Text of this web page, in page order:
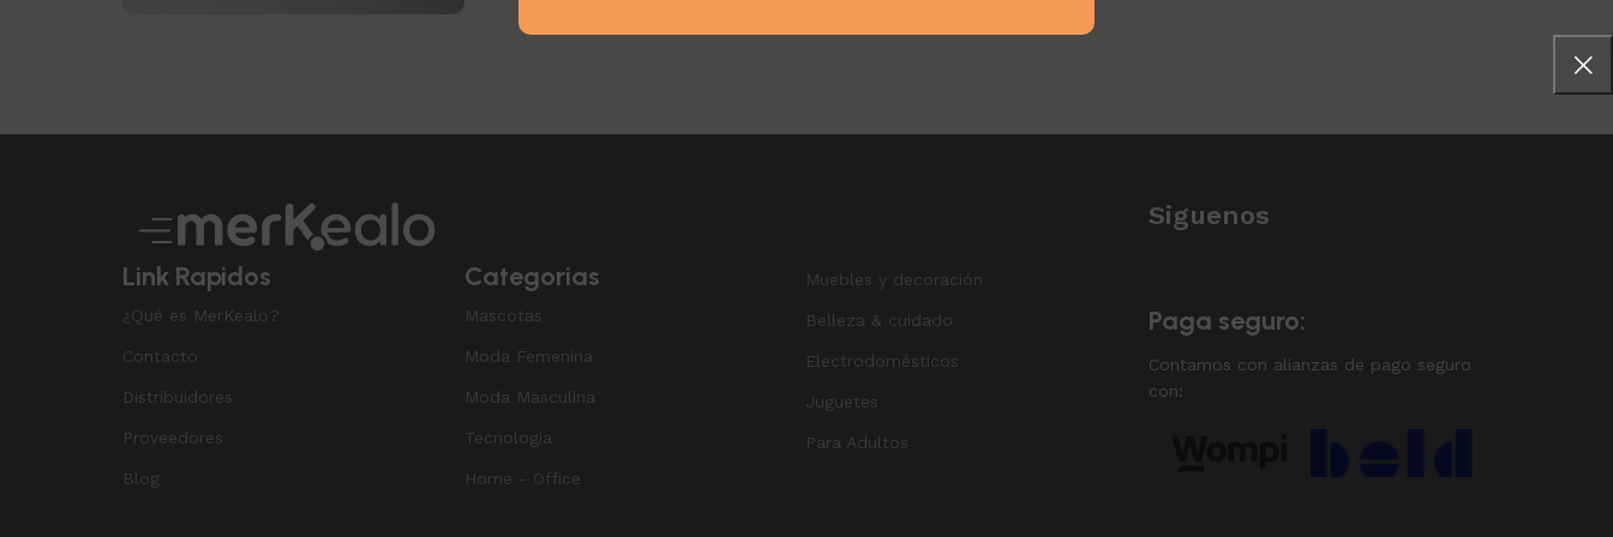
Link Rapidos
¿Qué es MerKealo?
Contacto
Distribuidores
Proveedores
Blog
Categorias
Mascotas
Moda Femenina
Moda Masculina
Tecnología
Home - Office
Muebles y decoración
Belleza & cuidado
Electrodomésticos
Juguetes
Para Adultos
Siguenos
Paga seguro:
Contamos con alianzas de pago seguro
con: